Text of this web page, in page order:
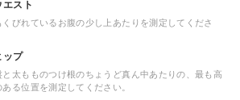
エスト
くびれているお腹の少し上あたりを測定してくださ
ップ
と太もものつけ根のちょうど真ん中あたりの、最も高
ある位置を測定してください。